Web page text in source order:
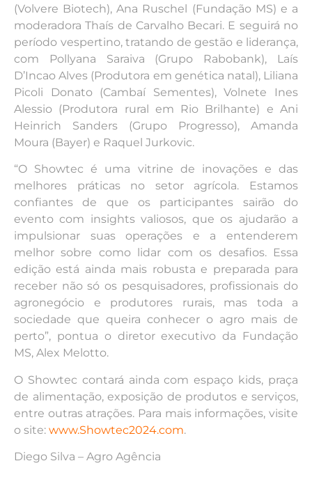
(Volvere Biotech), Ana Ruschel (Fundação MS) e a
moderadora Thaís de Carvalho Becari. E seguirá no
período vespertino, tratando de gestão e liderança,
com Pollyana Saraiva (Grupo Rabobank), Laís
D’Incao Alves (Produtora em genética natal), Liliana
Picoli Donato (Cambaí Sementes), Volnete Ines
Alessio (Produtora rural em Rio Brilhante) e Ani
Heinrich Sanders (Grupo Progresso), Amanda
Moura (Bayer) e Raquel Jurkovic.
“O Showtec é uma vitrine de inovações e das
melhores práticas no setor agrícola. Estamos
confiantes de que os participantes sairão do
evento com insights valiosos, que os ajudarão a
impulsionar suas operações e a entenderem
melhor sobre como lidar com os desafios. Essa
edição está ainda mais robusta e preparada para
receber não só os pesquisadores, profissionais do
agronegócio e produtores rurais, mas toda a
sociedade que queira conhecer o agro mais de
perto”, pontua o diretor executivo da Fundação
MS, Alex Melotto.
O Showtec contará ainda com espaço kids, praça
de alimentação, exposição de produtos e serviços,
entre outras atrações. Para mais informações, visite
o site: www.Showtec2024.com.
Diego Silva – Agro Agência